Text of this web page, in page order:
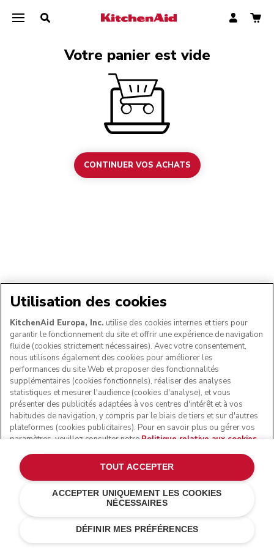
Votre panier est vide
CONTINUER VOS ACHATS
Besoin d’aide? Consultez notreFAQoucontactez-nous
© KitchenAid 2026 - All rights reserved
Politique de confidentialité
Politique en matière de cookies
Autres pays
Résolution des litiges en ligne
Utilisation des cookies
KitchenAid Europa, Inc. utilise des cookies internes et tiers pour
garantir le fonctionnement du site et offrir une expérience de navigation
fluide (cookies strictement nécessaires). Avec votre consentement,
nous utilisons également des cookies pour améliorer les
performances du site Web et proposer des fonctionnalités
supplémentaires (cookies fonctionnels), réaliser des analyses
statistiques et mesurer l'audience (cookies d'analyse), et vous
présenter des publicités adaptées à vos centres d'intérêt et à vos
habitudes de navigation, y compris par le biais de tiers et sur d'autres
plateformes (cookies publicitaires). Pour en savoir plus ou gérer vos
paramètres, veuillez consulter notre Politique relative aux cookies
collectées via les cookies, veuillez consulter notre
confidentialité
DÉFINIR MES PRÉFÉRENCES
ACCEPTER UNIQUEMENT LES COOKIES
NÉCESSAIRES
TOUT ACCEPTER